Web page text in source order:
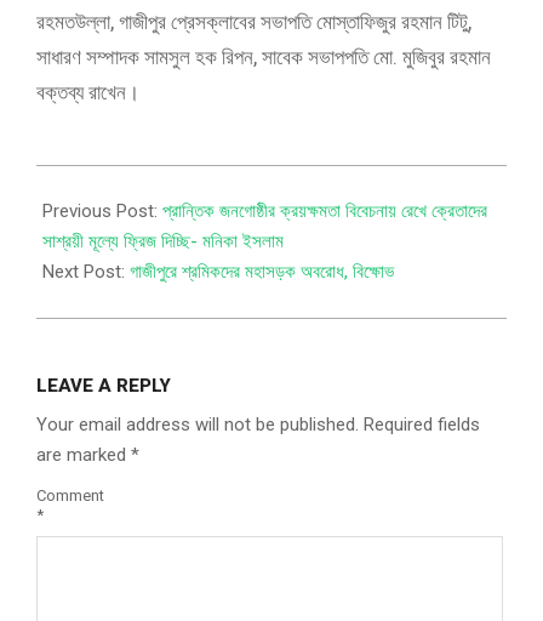
রহমতউল্লা, গাজীপুর প্রেসক্লাবের সভাপতি মোস্তাফিজুর রহমান টিটু,
সাধারণ সম্পাদক সামসুল হক রিপন, সাবেক সভাপপতি মো. মুজিবুর রহমান
বক্তব্য রাখেন।
Previous Post: প্রান্তিক জনগোষ্ঠীর ক্রয়ক্ষমতা বিবেচনায় রেখে ক্রেতাদের
সাশ্রয়ী মূল্যে ফ্রিজ দিচ্ছি- মনিকা ইসলাম
Next Post: গাজীপুরে শ্রমিকদের মহাসড়ক অবরোধ, বিক্ষোভ
LEAVE A REPLY
Your email address will not be published. Required fields
are marked *
Comment
*